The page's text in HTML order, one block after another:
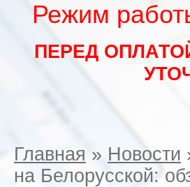
Режим
ПЕРЕД
Главная » Новости
на Белорусской: